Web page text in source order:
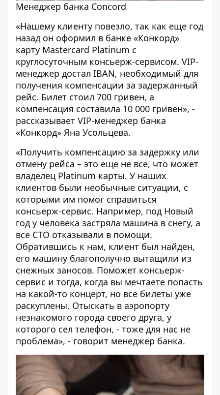
Менеджер банка Concord
«Нашему клиенту повезло, так как еще год
назад он оформил в банке «Конкорд»
карту Mastercard Platinum с
круглосуточным консьерж-сервисом. VIP-
менеджер достал IBAN, необходимый для
получения компенсации за задержанный
рейс. Билет стоил 700 гривен, а
компенсация составила 10 000 гривен», -
рассказывает VIP-менеджер банка
«Конкорд» Яна Усольцева.
«Получить компенсацию за задержку или
отмену рейса – это еще не все, что может
владелец Platinum карты. У наших
клиентов были необычные ситуации, с
которыми им помог справиться
консьерж-сервис. Например, под Новый
год у человека застряла машина в снегу, а
все СТО отказывали в помощи.
Обратившись к нам, клиент был найден,
его машину благополучно вытащили из
снежных заносов. Поможет консьерж-
сервис и тогда, когда вы мечтаете попасть
на какой-то концерт, но все билеты уже
раскуплены. Отыскать в аэропорту
незнакомого города своего друга, у
которого сел телефон, - тоже для нас не
проблема», - говорит менеджер банка.